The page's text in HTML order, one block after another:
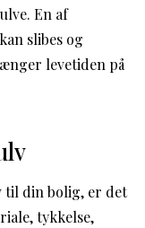
En af
slibes og
levetiden på
til din bolig, er det
tykkelse,